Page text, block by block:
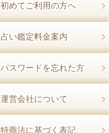
初めてご利用の方へ
占い鑑定料金案内
パスワードを忘れた方
運営会社について
特商法に基づく表記